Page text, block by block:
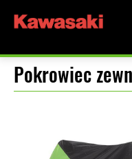
Pokrowiec